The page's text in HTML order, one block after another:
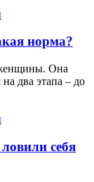
норма?
Она
два этапа – до
себя